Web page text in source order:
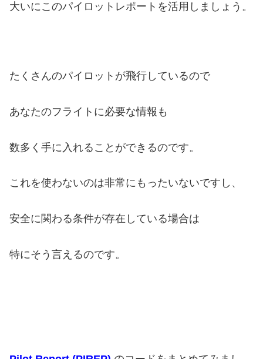
大いにこのパイロットレポートを活用しましょう。
たくさんのパイロットが飛行しているので
あなたのフライトに必要な情報も
数多く手に入れることができるのです。
これを使わないのは非常にもったいないですし、
安全に関わる条件が存在している場合は
特にそう言えるのです。